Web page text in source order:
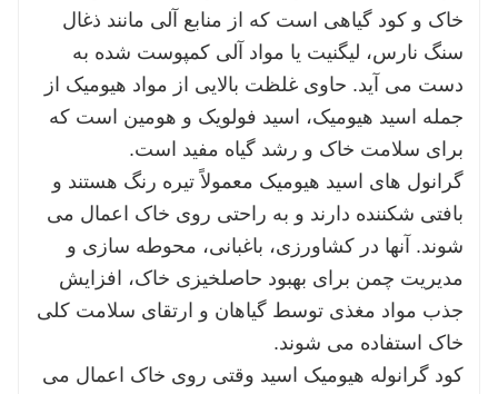
ساختار خاک کمک می کنند. این منجر به نفوذ بهتر
آب، نفوذ ریشه و گردش هوا در خاک می شود و
باعث رشد سالم گیاه می شود.
افزایش جذب مواد مغذی: مواد هیومیک به شکل
دانه ای می توانند با مواد مغذی موجود در خاک
کلات شوند و آنها را برای جذب گیاه بیشتر در
دسترس قرار دهند. این منجر به بهبود جذب مواد
مغذی توسط گیاهان می شود که منجر به رشد، نمو
و عملکرد بهتر می شود.
افزایش فعالیت میکروبی: گرانول های اسید هیومیک
رشد و فعالیت میکروارگانیسم های مفید خاک را
تحریک می کند. این میکروب ها به تجزیه مواد آلی،
خاک و کود گیاهی است که از منابع آلی مانند ذغال
سنگ نارس، لیگنیت یا مواد آلی کمپوست شده به
دست می آید. حاوی غلظت بالایی از مواد هیومیک از
جمله اسید هیومیک، اسید فولویک و هومین است که
برای سلامت خاک و رشد گیاه مفید است.
گرانول های اسید هیومیک معمولاً تیره رنگ هستند و
بافتی شکننده دارند و به راحتی روی خاک اعمال می
شوند. آنها در کشاورزی، باغبانی، محوطه سازی و
مدیریت چمن برای بهبود حاصلخیزی خاک، افزایش
جذب مواد مغذی توسط گیاهان و ارتقای سلامت کلی
خاک استفاده می شوند.
کود گرانوله هیومیک اسید وقتی روی خاک اعمال می